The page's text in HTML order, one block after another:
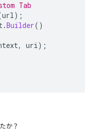
Tab
url);
.Builder()
, uri);
か？